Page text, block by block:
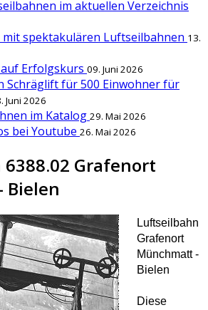
im aktuellen Verzeichnis
spektakulären Luftseilbahnen 13.
Erfolgskurs 09. Juni 2026
Schräglift für 500 Einwohner für
Juni 2026
im Katalog 29. Mai 2026
bei Youtube 26. Mai 2026
Grafenort
Bielen
Luftseilbahn
Grafenort
Münchmatt -
Bielen
Diese